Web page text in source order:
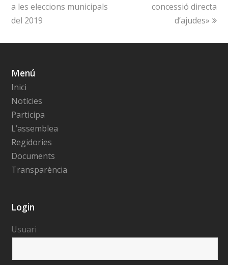
a les eleccions municipals
del 2019
concessió directa
d’ajudes»
Menú
Inici
Notícies
Participa
L’assemblea
Regidories
Documents
Transparència
Login
Usuari